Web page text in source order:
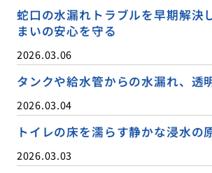
蛇口の水漏れトラブルを早期解決
まいの安心を守る
2026.03.06
タンクや給水管からの水漏れ、透
2026.03.04
トイレの床を濡らす静かな浸水の
2026.03.03